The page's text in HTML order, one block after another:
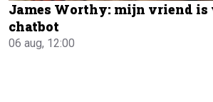
James Worthy: mijn vriend is
chatbot
06 aug, 12:00